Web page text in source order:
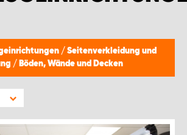
/ Seitenverkleidung und
/ Böden, Wände und Decken
KEMPEN
BRÜGGE